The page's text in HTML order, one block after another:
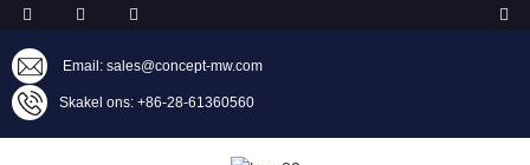
Email: sales@concept-mw.com
Skakel ons: +86-28-61360560